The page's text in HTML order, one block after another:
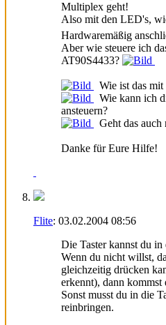
Multiplex geht!
Also mit den LED's,
Hardwaremäßig
Aber wie steuere ich
AT90S4433?
Wie ist das mit
Wie kann ich
ansteuern?
Geht das
Danke für Eure Hilfe!
Flite: 03.02.2004 08:56
Die Taster kannst du
Wenn du nicht willst,
gleichzeitig drücken
erkennt), dann kommst
Sonst musst du in die
reinbringen.